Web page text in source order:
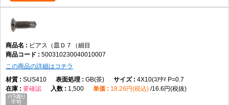
ピアス（皿Ｄ７（細目
500310230040010007
この商品の詳細はコチラ
SUS410
GB(茶)
4X10(ｺｱﾀﾏ P=0.7
要確認
1,500 18.26円(税込) 16.6円(税抜)